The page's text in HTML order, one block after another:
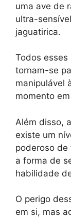
uma ave de
ultra-
jaguatirica.
Todos
tornam-se
manipulável
momento
Além disso,
existe um
poderoso de
a forma de
habilidade
O perigo
em si, mas